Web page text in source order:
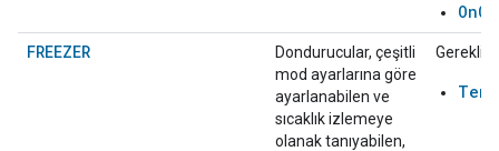
FREEZER
Dondurucular, çeşitli
mod ayarlarına göre
ayarlanabilen ve
sıcaklık izlemeye
olanak tanıyabilen,
Gerekli: